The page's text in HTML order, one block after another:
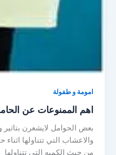
امومة و طفولة
اهم الممنوعات عن
بعض الحوامل لايشعرن
والاعشاب التي تتناولها
من حيث الكميه التي تتناولها